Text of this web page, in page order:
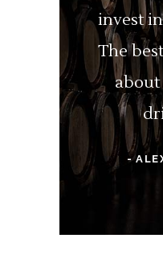
invest
The
about
-